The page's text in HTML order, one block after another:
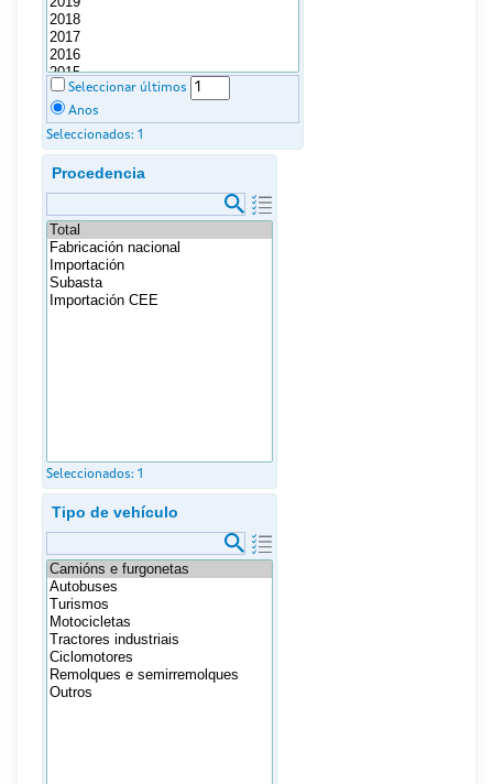
Seleccionar últimos
Anos
Seleccionados: 1
Procedencia
Seleccionados: 1
Tipo de vehículo